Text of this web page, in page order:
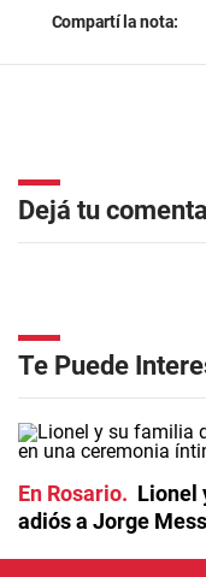
Compartí la nota:
Dejá tu
Te Puede
En Rosario
Lionel
adiós a Jorge